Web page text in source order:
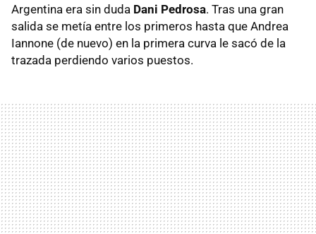
Argentina era sin duda Dani Pedrosa. Tras una gran
salida se metía entre los primeros hasta que Andrea
Iannone (de nuevo) en la primera curva le sacó de la
trazada perdiendo varios puestos.